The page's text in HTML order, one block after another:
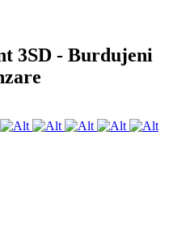
3SD - Burdujeni